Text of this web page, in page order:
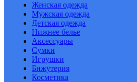
Женская одежда
Мужская одежда
Детская одежда
Нижнее белье
Аксессуары
Сумки
Игрушки
Бижутерия
Косметика